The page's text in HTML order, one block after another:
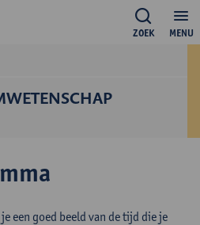
MENU
ZOEK
een goed beeld van de tijd die je